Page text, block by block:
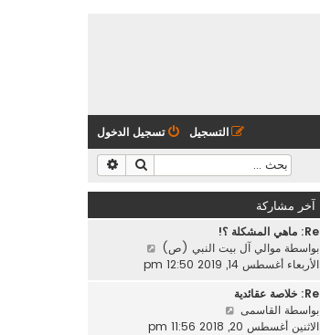
تسجيل الدخول التسجيل
بحث
آخر مشاركة
Re: ماهي المشكلة ؟!
بواسطة موالي آل بيت النبي (ص)
ا
الأربعاء أغسطس 14, 2019 12:50 pm
Re: خلاصة عقائدية
بواسطة القاسمى
ا
الاثنين أغسطس 20, 2018 11:56 pm